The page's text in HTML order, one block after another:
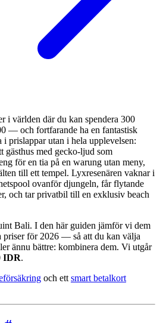
i världen där du kan spendera 300
— och fortfarande ha en fantastisk
i prislappar utan i hela upplevelsen:
gästhus med gecko-ljud som
för en tia på en warung utan meny,
till ett tempel. Lyxresenären vaknar i
ovanför djungeln, får flytande
och tar privatbil till en exklusiv beach
Bali. I den här guiden jämför vi dem
för 2026 — så att du kan välja
ännu bättre: kombinera dem. Vi utgår
IDR.
och ett smart betalkort